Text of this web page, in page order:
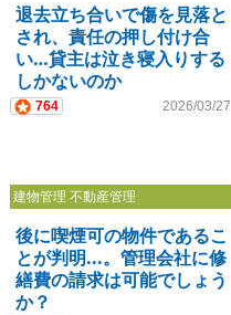
退去立ち合いで傷を見落と
され、責任の押し付け合
い…貸主は泣き寝入りする
しかないのか
764 2026/03/27
建物管理 不動産管理
後に喫煙可の物件であるこ
とが判明...。管理会社に修
繕費の請求は可能でしょう
か？